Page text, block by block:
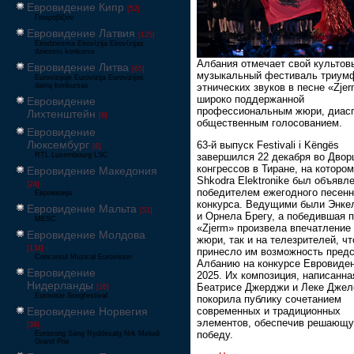
Евровидение Кипр [52]
Γιουροβίζιον
Евровидение Латвия [125]
Eirodziesma Eirovīzija Eirovīzijas
dziesmu konkurss
Евровидение Литва [65]
Eurovizijoje Eurovizija Eurovizijos
dainų konkursas
Евровидение
Лихтенштейн [6]
Евровидение
Люксембург [6]
RTL Luxembourg LSC
Евровидение Македония
[24]
Евровизија
Евровидение Мальта [51]
MESC
Евровидение Молдова
[134]
Concursul Muzical Eurovision
Евровидение
Нидерланды [26]
Eurovisie Songfestival
Евровидение Норвегия
[39]
Eurosong Sang Ryddesalg Nrk Melodi
Grand Prix
Албания отмечает свой
музыкальный фестиваль
этнических звуков в песне
широко поддержанной
профессиональным жюри,
общественным голосованием.
63-й выпуск Festivali i Këngës
завершился 22 декабря во
конгрессов в Тиране, на котором
Shkodra Elektronike был
победителем ежегодного
конкурса. Ведущими были
и Орнела Брегу, а победившая
«Zjerm» произвела впечатление
жюри, так и на телезрителей,
принесло им возможность
Албанию на конкурсе
2025. Их композиция,
Беатрисе Джерджи и Леке
покорила публику сочетанием
современных и традиционных
элементов, обеспечив
победу.